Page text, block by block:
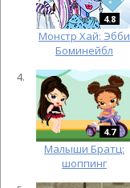
4.8
Монстр Хай: Эбби
Боминейбл
4.7
Малыши Братц:
шоппинг